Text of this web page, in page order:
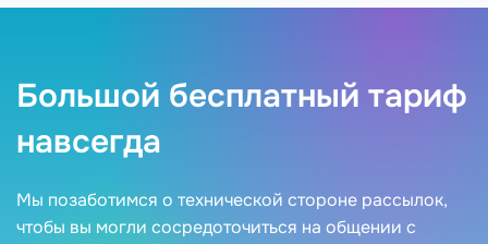
Большой бесплатный тариф
навсегда
Мы позаботимся о технической стороне рассылок,
чтобы вы могли сосредоточиться на общении с